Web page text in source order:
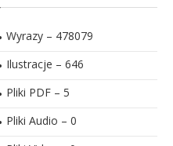
Wyrazy – 478079
Ilustracje – 646
Pliki PDF – 5
Pliki Audio – 0